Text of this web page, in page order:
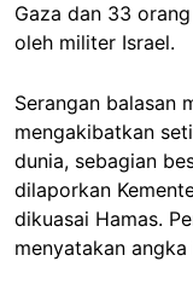
Gaza dan 33
oleh militer Israel.
Serangan balasan
mengakibatkan
dunia, sebagian
dilaporkan
dikuasai Hamas.
menyatakan